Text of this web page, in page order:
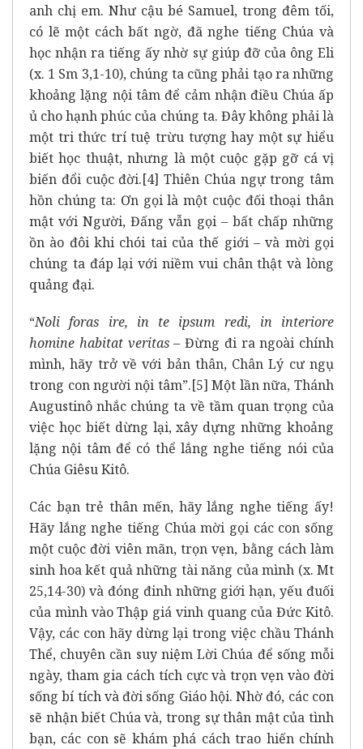
anh chị em. Như cậu bé Samuel, trong đêm tối,
có lẽ một cách bất ngờ, đã nghe tiếng Chúa và
học nhận ra tiếng ấy nhờ sự giúp đỡ của ông Eli
(x. 1 Sm 3,1-10), chúng ta cũng phải tạo ra những
khoảng lặng nội tâm để cảm nhận điều Chúa ấp
ủ cho hạnh phúc của chúng ta. Đây không phải là
một tri thức trí tuệ trừu tượng hay một sự hiểu
biết học thuật, nhưng là một cuộc gặp gỡ cá vị
biến đổi cuộc đời.[4] Thiên Chúa ngự trong tâm
hồn chúng ta: Ơn gọi là một cuộc đối thoại thân
mật với Người, Đấng vẫn gọi – bất chấp những
ồn ào đôi khi chói tai của thế giới – và mời gọi
chúng ta đáp lại với niềm vui chân thật và lòng
quảng đại.
“Noli foras ire, in te ipsum redi, in interiore
homine habitat veritas– Đừng đi ra ngoài chính
mình, hãy trở về với bản thân, Chân Lý cư ngụ
trong con người nội tâm”.[5] Một lần nữa, Thánh
Augustinô nhắc chúng ta về tầm quan trọng của
việc học biết dừng lại, xây dựng những khoảng
lặng nội tâm để có thể lắng nghe tiếng nói của
Chúa Giêsu Kitô.
Các bạn trẻ thân mến, hãy lắng nghe tiếng ấy!
Hãy lắng nghe tiếng Chúa mời gọi các con sống
một cuộc đời viên mãn, trọn vẹn, bằng cách làm
sinh hoa kết quả những tài năng của mình (x. Mt
25,14-30) và đóng đinh những giới hạn, yếu đuối
của mình vào Thập giá vinh quang của Đức Kitô.
Vậy, các con hãy dừng lại trong việc chầu Thánh
Thể, chuyên cần suy niệm Lời Chúa để sống mỗi
ngày, tham gia cách tích cực và trọn vẹn vào đời
sống bí tích và đời sống Giáo hội. Nhờ đó, các con
sẽ nhận biết Chúa và, trong sự thân mật của tình
bạn, các con sẽ khám phá cách trao hiến chính